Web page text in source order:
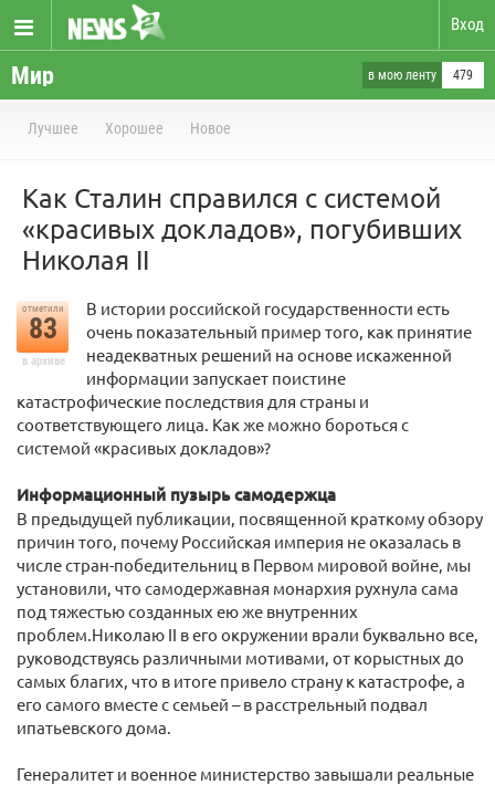
Вход
Мир в мою ленту 479
Лучшее Хорошее Новое
Как Сталин справился с системой
«красивых докладов», погубивших
Николая II
отметили
83
в архиве
В истории российской государственности есть
очень показательный пример того, как принятие
неадекватных решений на основе искаженной
информации запускает поистине
катастрофические последствия для страны и
соответствующего лица. Как же можно бороться с
системой «красивых докладов»?
Информационный пузырь самодержца
В предыдущей публикации, посвященной краткому обзору
причин того, почему Российская империя не оказалась в
числе стран-победительниц в Первом мировой войне, мы
установили, что самодержавная монархия рухнула сама
под тяжестью созданных ею же внутренних
проблем.Николаю II в его окружении врали буквально все,
руководствуясь различными мотивами, от корыстных до
самых благих, что в итоге привело страну к катастрофе, а
его самого вместе с семьей – в расстрельный подвал
ипатьевского дома.
Генералитет и военное министерство завышали реальные